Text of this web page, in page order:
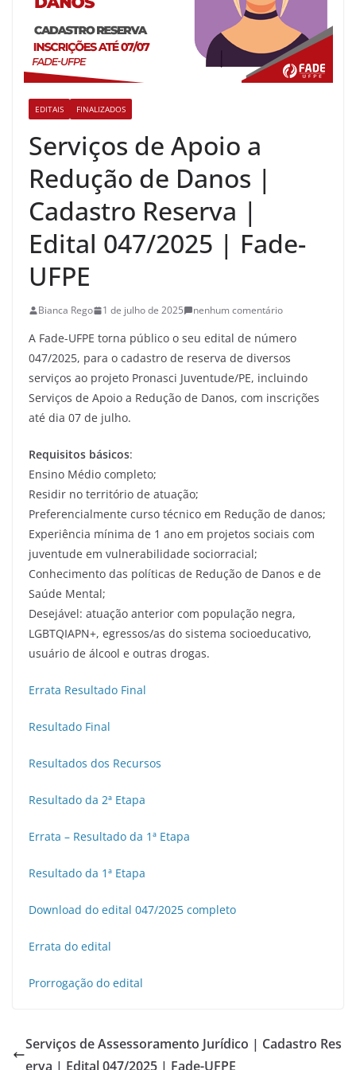
EDITAIS FINALIZADOS
Serviços de Apoio a
Redução de Danos |
Cadastro Reserva |
Edital 047/2025 | Fade-
UFPE
Bianca Rego 1 de julho de 2025 nenhum comentário
A Fade-UFPE torna público o seu edital de número
047/2025, para o cadastro de reserva de diversos
serviços ao projeto Pronasci Juventude/PE, incluindo
Serviços de Apoio a Redução de Danos, com inscrições
até dia 07 de julho.
Requisitos básicos:
Ensino Médio completo;
Residir no território de atuação;
Preferencialmente curso técnico em Redução de danos;
Experiência mínima de 1 ano em projetos sociais com
juventude em vulnerabilidade sociorracial;
Conhecimento das políticas de Redução de Danos e de
Saúde Mental;
Desejável: atuação anterior com população negra,
LGBTQIAPN+, egressos/as do sistema socioeducativo,
usuário de álcool e outras drogas.
Errata Resultado Final
Resultado Final
Resultados dos Recursos
Resultado da 2ª Etapa
Errata – Resultado da 1ª Etapa
Resultado da 1ª Etapa
Download do edital 047/2025 completo
Errata do edital
Prorrogação do edital
Serviços de Assessoramento Jurídico | Cadastro Res
erva | Edital 047/2025 | Fade-UFPE